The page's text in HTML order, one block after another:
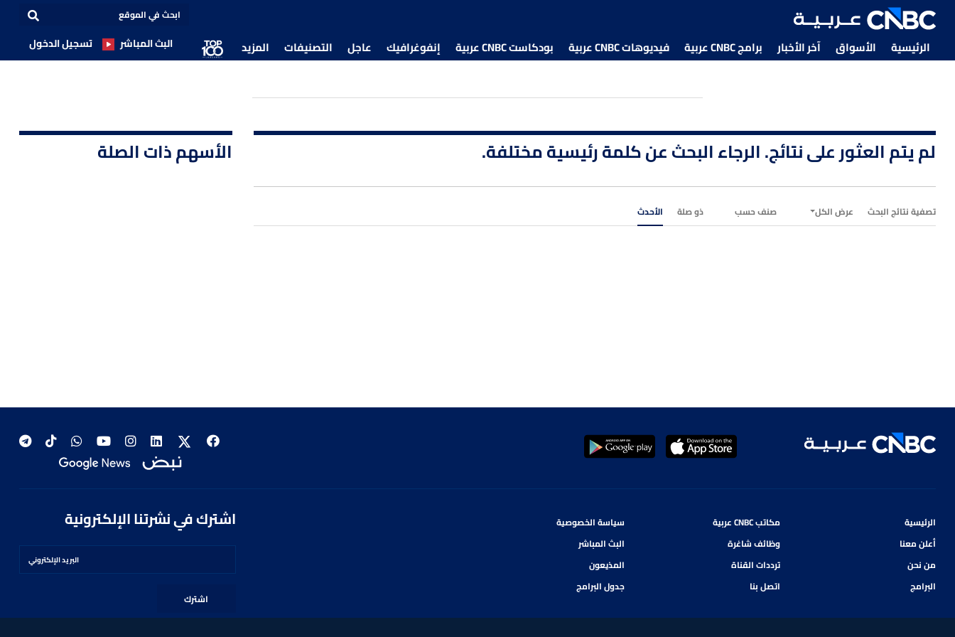
الرئيسية الأسواق آخر الأخبار برامج CNBC عربية فيديوهات CNBC عربية بودكاست CNBC عربية إنفوغرافيك عاجل التصنيفات المزيد البث المباشر تسجيل الدخول
الأسهم ذات الصلة لم يتم العثور على نتائج. الرجاء البحث عن كلمة رئيسية مختلفة.
تصفية نتائج البحث عرض الكل صنف حسب ذو صلة الأحدث
الرئيسية
أعلن معنا
من نحن
البرامج
مكاتب CNBC عربية
وظائف شاغرة
ترددات القناة
اتصل بنا
سياسة الخصوصية
البث المباشر
المذيعون
جدول البرامج
اشترك في نشرتنا الإلكترونية
اشترك